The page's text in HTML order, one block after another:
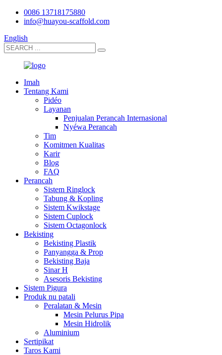
0086 13718175880
info@huayou-scaffold.com
English
Imah
Tentang Kami
Pidéo
Layanan
Penjualan Perancah Internasional
Nyéwa Perancah
Tim
Komitmen Kualitas
Karir
Blog
FAQ
Perancah
Sistem Ringlock
Tabung & Kopling
Sistem Kwikstage
Sistem Cuplock
Sistem Octagonlock
Bekisting
Bekisting Plastik
Panyangga & Prop
Bekisting Baja
Sinar H
Asesoris Bekisting
Sistem Pigura
Produk nu patali
Peralatan & Mesin
Mesin Pelurus Pipa
Mesin Hidrolik
Aluminium
Sertipikat
Taros Kami